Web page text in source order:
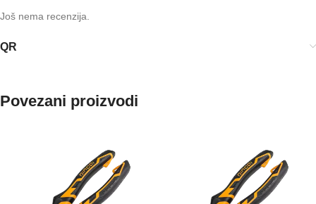
Još nema recenzija.
QR
Povezani proizvodi